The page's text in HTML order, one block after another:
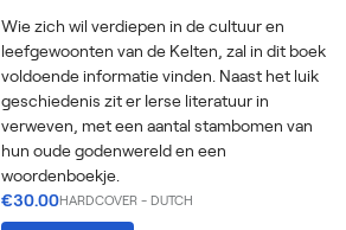
Wie zich wil verdiepen in de cultuur en
leefgewoonten van de Kelten, zal in dit boek
voldoende informatie vinden. Naast het luik
geschiedenis zit er Ierse literatuur in
verweven, met een aantal stambomen van
hun oude godenwereld en een
woordenboekje.
€30.00HARDCOVER - DUTCH